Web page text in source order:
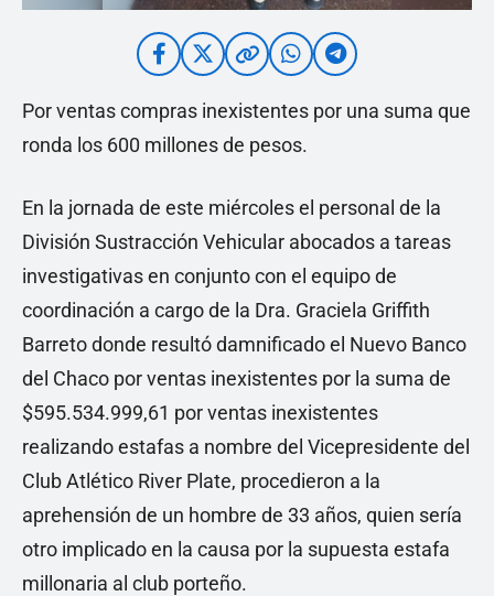
Por ventas compras inexistentes por una suma que
ronda los 600 millones de pesos.
En la jornada de este miércoles el personal de la
División Sustracción Vehicular abocados a tareas
investigativas en conjunto con el equipo de
coordinación a cargo de la Dra. Graciela Griffith
Barreto donde resultó damnificado el Nuevo Banco
del Chaco por ventas inexistentes por la suma de
$595.534.999,61 por ventas inexistentes
realizando estafas a nombre del Vicepresidente del
Club Atlético River Plate, procedieron a la
aprehensión de un hombre de 33 años, quien sería
otro implicado en la causa por la supuesta estafa
millonaria al club porteño.